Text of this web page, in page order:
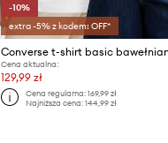
-10%
extra -5% z kodem: OFF*
Cena aktualna:
129,99 zł
Cena regularna: 169,99 zł
Najniższa cena: 144,99 zł